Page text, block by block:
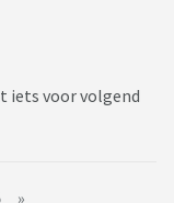
iets voor volgend
»